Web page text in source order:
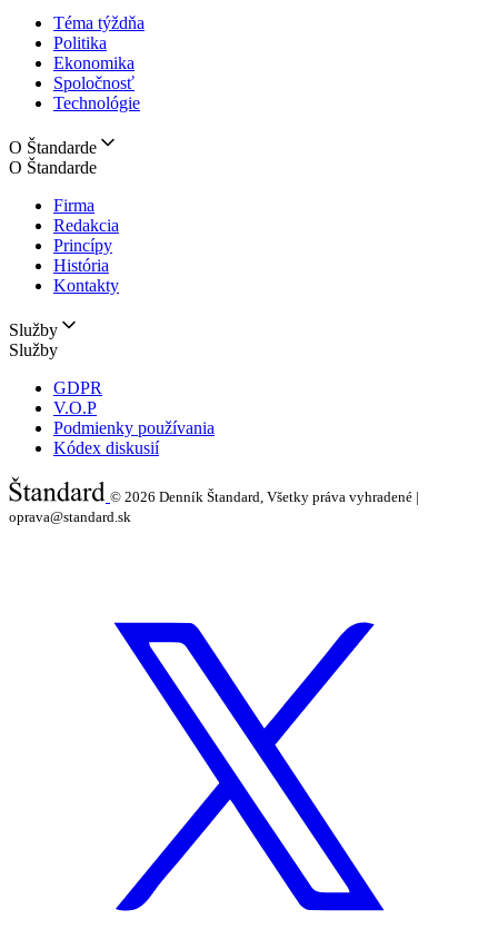
Téma týždňa
Politika
Ekonomika
Spoločnosť
Technológie
O Štandarde
O Štandarde
Firma
Redakcia
Princípy
História
Kontakty
Služby
Služby
GDPR
V.O.P
Podmienky používania
Kódex diskusií
© 2026 Denník Štandard, Všetky práva vyhradené |
oprava@standard.sk